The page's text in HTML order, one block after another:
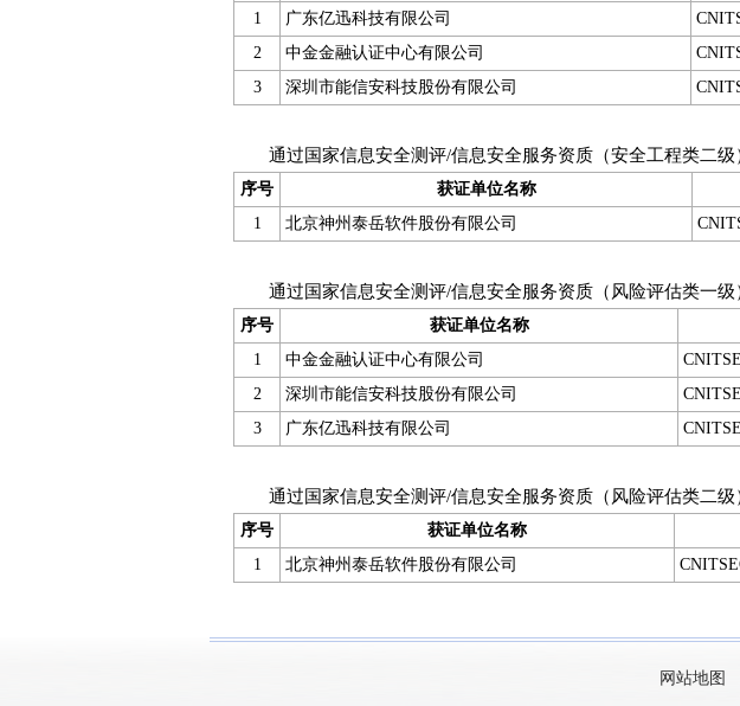
1
广东亿迅科技有限公司
2
中金金融认证中心有限公司
3
深圳市能信安科技股份有限公司
通过国家信息安全测评/信息安全服务资质（安全工程类二级
序号 获证单位名称
1
北京神州泰岳软件股份有限公司
通过国家信息安全测评/信息安全服务资质（风险评估类一级
序号 获证单位名称
1
中金金融认证中心有限公司
2
深圳市能信安科技股份有限公司
3
广东亿迅科技有限公司
通过国家信息安全测评/信息安全服务资质（风险评估类二级
序号 获证单位名称
1
北京神州泰岳软件股份有限公司
网站地图